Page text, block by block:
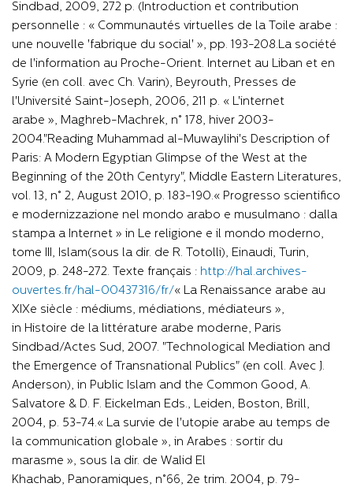
Sindbad, 2009, 272 p. (Introduction et contribution
personnelle : « Communautés virtuelles de la Toile arabe :
une nouvelle 'fabrique du social' », pp. 193-208.La société
de l'information au Proche-Orient. Internet au Liban et en
Syrie (en coll. avec Ch. Varin), Beyrouth, Presses de
l'Université Saint-Joseph, 2006, 211 p. « L'internet
arabe », Maghreb-Machrek, n° 178, hiver 2003-
2004."Reading Muhammad al-Muwaylihi's Description of
Paris: A Modern Egyptian Glimpse of the West at the
Beginning of the 20th Centyry", Middle Eastern Literatures,
vol. 13, n° 2, August 2010, p. 183-190.« Progresso scientifico
e modernizzazione nel mondo arabo e musulmano : dalla
stampa a Internet » in Le religione e il mondo moderno,
tome III, Islam(sous la dir. de R. Totolli), Einaudi, Turin,
2009, p. 248-272. Texte français : http://hal.archives-
ouvertes.fr/hal-00437316/fr/« La Renaissance arabe au
XIXe siècle : médiums, médiations, médiateurs »,
in Histoire de la littérature arabe moderne, Paris
Sindbad/Actes Sud, 2007. "Technological Mediation and
the Emergence of Transnational Publics" (en coll. Avec J.
Anderson), in Public Islam and the Common Good, A.
Salvatore & D. F. Eickelman Eds., Leiden, Boston, Brill,
2004, p. 53-74.« La survie de l'utopie arabe au temps de
la communication globale », in Arabes : sortir du
marasme », sous la dir. de Walid El
Khachab, Panoramiques, n°66, 2e trim. 2004, p. 79-